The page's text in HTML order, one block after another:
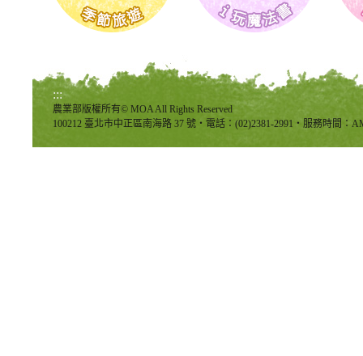
:::
農業部版權所有© MOA All Rights Reserved
100212 臺北市中正區南海路 37 號‧電話：(02)2381-2991‧服務時間：